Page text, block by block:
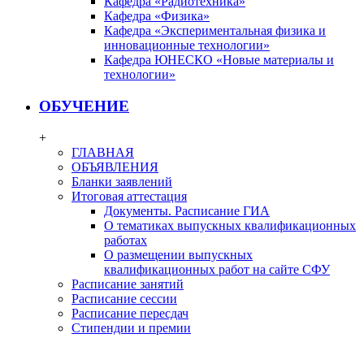
Кафедра «Физика»
Кафедра «Экспериментальная физика и
инновационные технологии»
Кафедра ЮНЕСКО «Новые материалы и
технологии»
ОБУЧЕНИЕ
+
ГЛАВНАЯ
ОБЪЯВЛЕНИЯ
Бланки заявлений
Итоговая аттестация
Документы. Расписание ГИА
О тематиках выпускных квалификационных
работах
О размещении выпускных
квалификационных работ на сайте СФУ
Расписание занятий
Расписание сессии
Расписание пересдач
Стипендии и премии